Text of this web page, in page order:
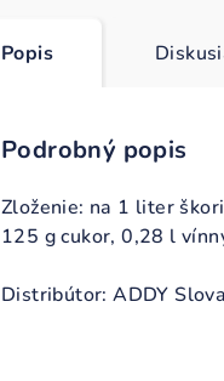
Popis
Podrobný popis
Zloženie: na 1 liter
125 g cukor, 0,28 l
Distribútor: ADDY